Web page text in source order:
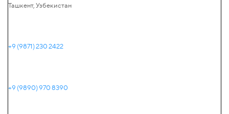
Ташкент, Узбекистан
+9 (9871) 230 2422
+9 (9890) 970 8390